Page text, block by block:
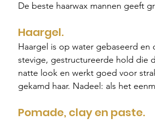
De beste haarwax mannen geeft
Haargel.
Haargel is op water gebaseerd
stevige, gestructureerde hold die
natte look en werkt goed voor
gekamd haar. Nadeel: als het
Pomade, clay en paste.